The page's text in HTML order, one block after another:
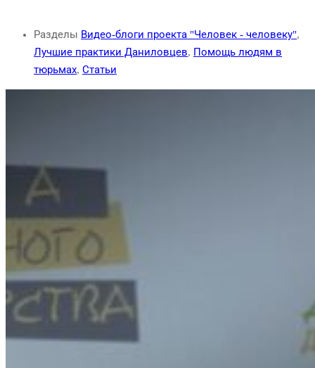
Разделы Видео-блоги проекта "Человек - человеку",
Лучшие практики Даниловцев, Помощь людям в
тюрьмах, Статьи